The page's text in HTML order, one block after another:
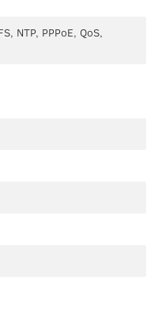
NTP, PPPoE, QoS,